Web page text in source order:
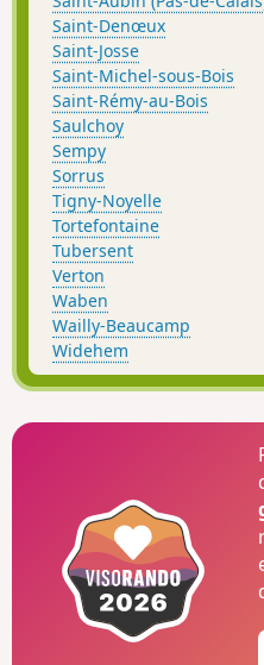
Saint-Denœux
Saint-Josse
Saint-Michel-sous-Bois
Saint-Rémy-au-Bois
Saulchoy
Sempy
Sorrus
Tigny-Noyelle
Tortefontaine
Tubersent
Verton
Waben
Wailly-Beaucamp
Widehem